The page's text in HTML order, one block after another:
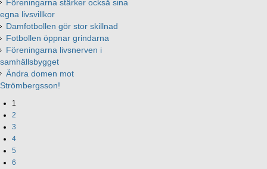
Föreningarna stärker också sina
egna livsvillkor
Damfotbollen gör stor skillnad
Fotbollen öppnar grindarna
Föreningarna livsnerven i
samhällsbygget
Ändra domen mot
Strömbergsson!
1
2
3
4
5
6